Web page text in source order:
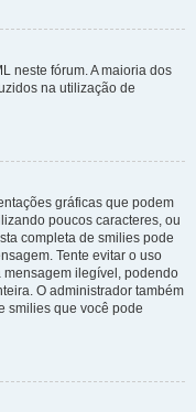
neste fórum. A maioria dos
na utilização de
gráficas que podem
poucos caracteres, ou
completa de smilies pode
Tente evitar o uso
ilegível, podendo
O administrador também
smilies que você pode